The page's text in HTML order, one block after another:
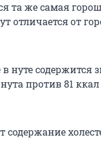
та же самая
отличается от
нуте содержится
против 81
содержание